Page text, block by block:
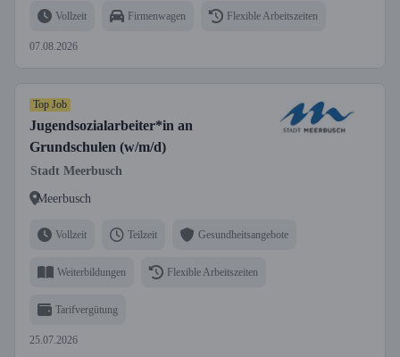
Vollzeit Firmenwagen Flexible Arbeitszeiten
07.08.2026
Top Job
Jugendsozialarbeiter*in an
Grundschulen (w/m/d)
Stadt Meerbusch
Meerbusch
Vollzeit Teilzeit Gesundheitsangebote
Weiterbildungen Flexible Arbeitszeiten
Tarifvergütung
25.07.2026